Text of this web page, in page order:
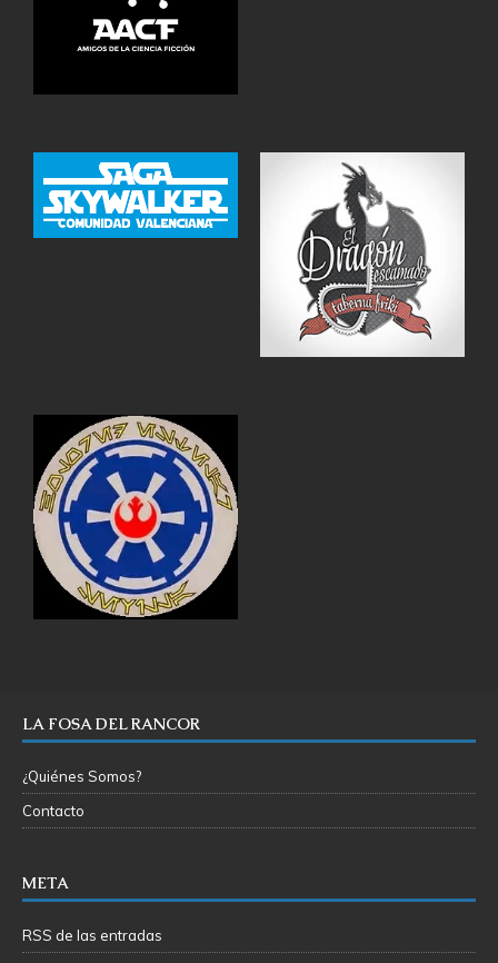
LA FOSA DEL RANCOR
¿Quiénes Somos?
Contacto
META
RSS de las entradas